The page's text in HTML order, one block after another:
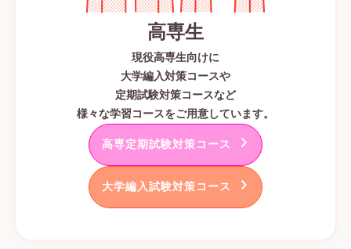
高専生
現役高専生向けに
大学編入対策コースや
定期試験対策コースなど
様々な学習コースをご用意しています。
高専定期試験対策コース
大学編入試験対策コース